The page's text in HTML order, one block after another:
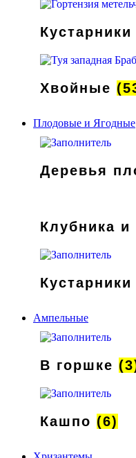
Кустарники
Хвойные
Плодовые и Ягодные
Деревья
Клубника
Ампельные
В горшке
Кашпо (6)